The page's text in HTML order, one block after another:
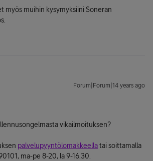
myös muihin kysymyksiini Soneran
Forum|Forum|14 years ago
vikailmoituksen?
palvelupyyntölomakkeellatai soittamalla
ma-pe 8-20, la 9-16.30.